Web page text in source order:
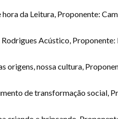
da Leitura, Proponente:
Acústico, Proponente:
origens, nossa cultura,
de transformação social,